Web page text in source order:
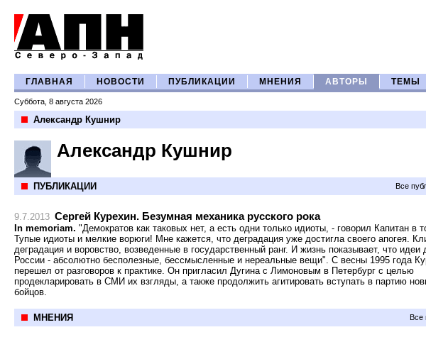
ГЛАВНАЯ НОВОСТИ ПУБЛИКАЦИИ МНЕНИЯ АВТОРЫ ТЕМЫ
Суббота, 8 августа 2026
Александр Кушнир
Александр Кушнир
ПУБЛИКАЦИИ Все
9.7.2013 Сергей Курехин. Безумная механика русского рока
In memoriam. "Демократов как таковых нет, а есть одни только идиоты, - говорил Капитан в
Тупые идиоты и мелкие ворюги! Мне кажется, что деградация уже достигла своего апогея.
деградация и воровство, возведенные в государственный ранг. И жизнь показывает, что идеи
России - абсолютно бесполезные, бессмысленные и нереальные вещи". С весны 1995 года
перешел от разговоров к практике. Он пригласил Дугина с Лимоновым в Петербург с целью
продекларировать в СМИ их взгляды, а также продолжить агитировать вступать в партию
бойцов.
МНЕНИЯ Все